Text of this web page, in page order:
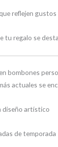
reflejen
tu regalo se
bombones
actuales se
diseño artístico
de temporada